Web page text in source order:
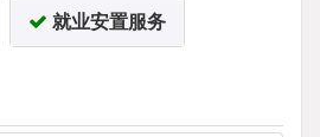
就业安置服务